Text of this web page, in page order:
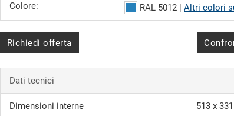
Colore: RAL 5012 |Altri colori
Richiedi offerta
Dati tecnici
Dimensioni interne 513 x